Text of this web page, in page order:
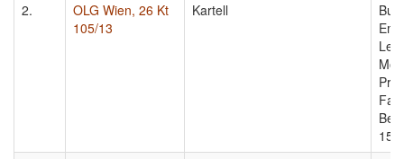
2.
OLG Wien, 26 Kt
105/13
Kartell
15/